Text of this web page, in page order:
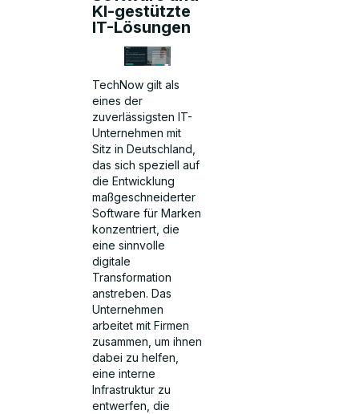
KI-gestützte
IT-Lösungen
TechNow gilt als
eines der
zuverlässigsten IT-
Unternehmen mit
Sitz in Deutschland,
das sich speziell auf
die Entwicklung
maßgeschneiderter
Software für Marken
konzentriert, die
eine sinnvolle
digitale
Transformation
anstreben. Das
Unternehmen
arbeitet mit Firmen
zusammen, um ihnen
dabei zu helfen,
eine interne
Infrastruktur zu
entwerfen, die